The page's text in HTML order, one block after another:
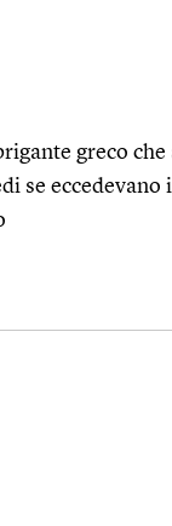
greco
se eccedevano